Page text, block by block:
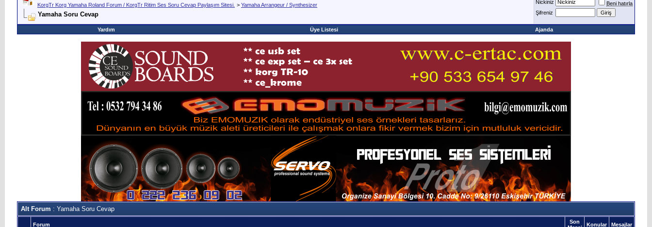
KorgTr Korg Yamaha Roland Forum / KorgTr Ritim Ses Soru Cevap Paylaşım Sitesi. > Yamaha Arrangeur / Synthesizer
Yamaha Soru Cevap
Nickiniz
Beni hatırla
Şifreniz
Yardım Üye Listesi Ajanda
Alt Forum : Yamaha Soru Cevap
Forum
Son
Konular Mesajlar